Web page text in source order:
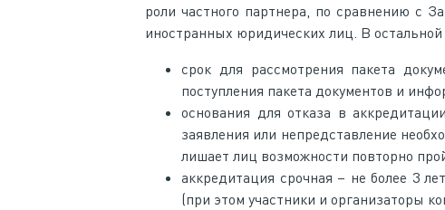
роли частного партнера, по сравнению с
иностранных юридических лиц. В
срок для рассмотрения пакета
поступления пакета документов и
основания для отказа в
заявления или непредставление
лишает лиц возможности повторно
аккредитация срочная – не более 3
(при этом участники и организаторы